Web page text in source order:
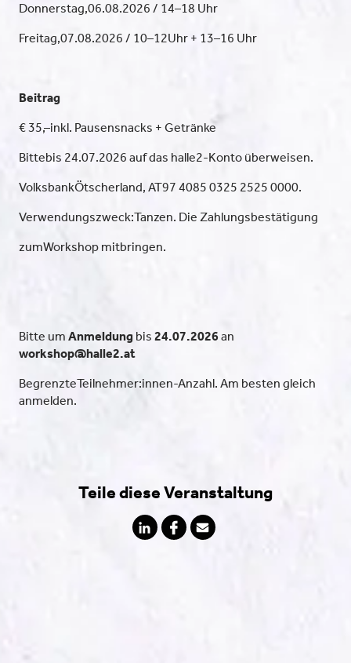
Donnerstag,06.08.2026 / 14–18 Uhr
Freitag,07.08.2026 / 10–12Uhr + 13–16 Uhr
Beitrag
€ 35,–inkl. Pausensnacks + Getränke
Bittebis 24.07.2026 auf das halle2-Konto überweisen.
VolksbankÖtscherland, AT97 4085 0325 2525 0000.
Verwendungszweck:Tanzen. Die Zahlungsbestätigung
zumWorkshop mitbringen.
Bitte um Anmeldung bis 24.07.2026an
workshop@halle2.at
BegrenzteTeilnehmer:innen-Anzahl. Am besten gleich
anmelden.
Teile diese Veranstaltung